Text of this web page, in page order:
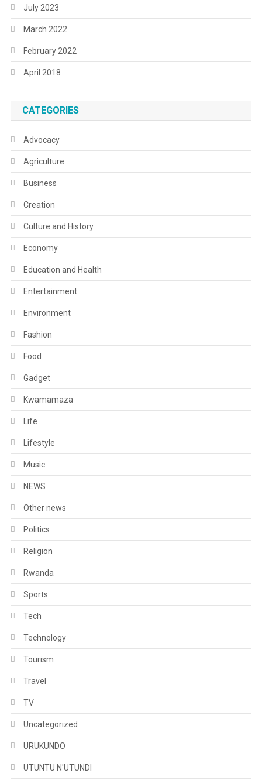
July 2023
March 2022
February 2022
April 2018
CATEGORIES
Advocacy
Agriculture
Business
Creation
Culture and History
Economy
Education and Health
Entertainment
Environment
Fashion
Food
Gadget
Kwamamaza
Life
Lifestyle
Music
NEWS
Other news
Politics
Religion
Rwanda
Sports
Tech
Technology
Tourism
Travel
TV
Uncategorized
URUKUNDO
UTUNTU N'UTUNDI